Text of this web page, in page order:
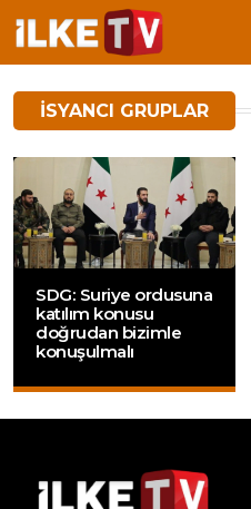
ISYANCI GRUPLAR
SDG: Suriye ordusuna
katılım konusu
doğrudan bizimle
konuşulmalı